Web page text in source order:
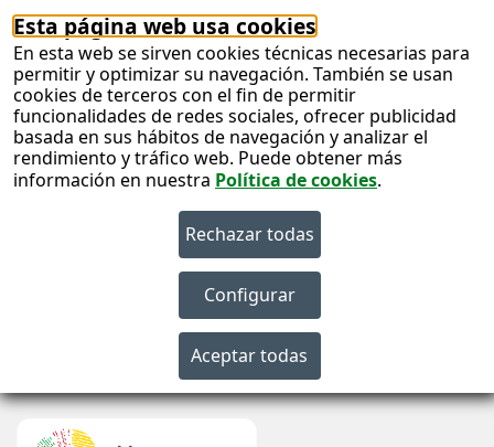
Esta página web usa cookies
En esta web se sirven cookies técnicas necesarias para
permitir y optimizar su navegación. También se usan
cookies de terceros con el fin de permitir
funcionalidades de redes sociales, ofrecer publicidad
basada en sus hábitos de navegación y analizar el
rendimiento y tráfico web. Puede obtener más
información en nuestra Política de cookies.